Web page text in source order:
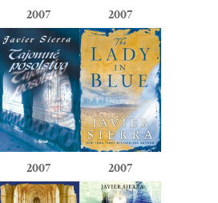
2007 2007
2007 2007